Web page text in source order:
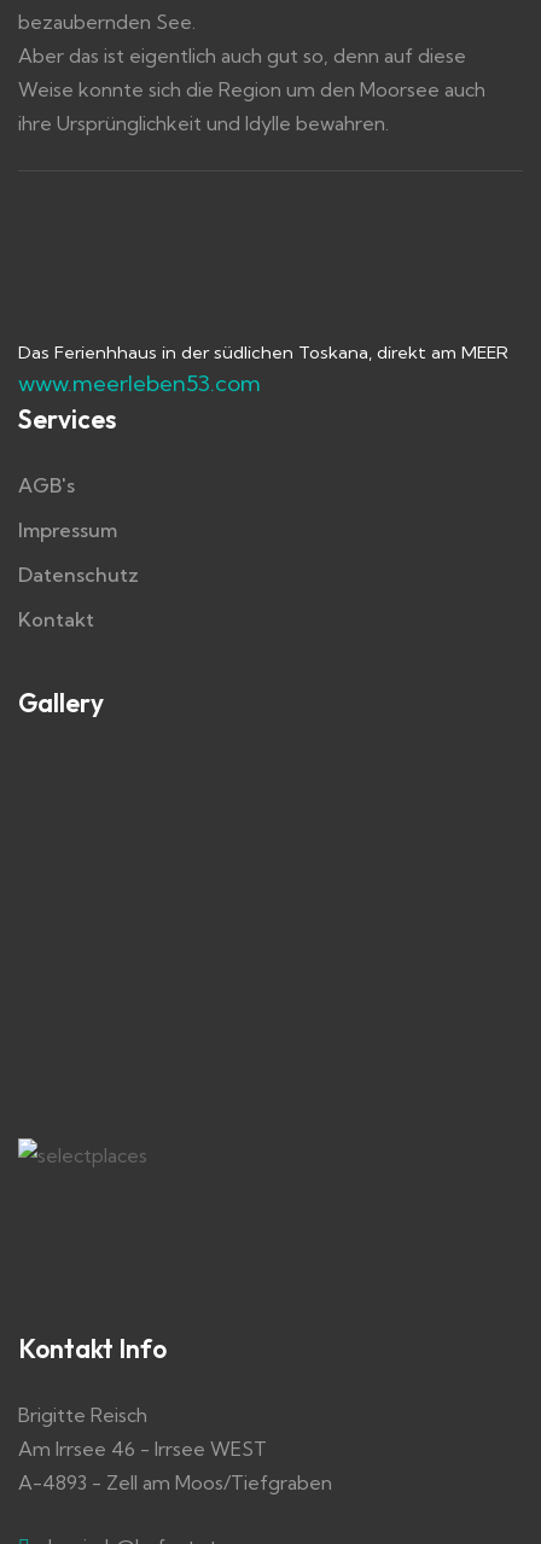
bezaubernden See.
Aber das ist eigentlich auch gut so, denn auf diese
Weise konnte sich die Region um den Moorsee auch
ihre Ursprünglichkeit und Idylle bewahren.
Das Ferienhhaus in der südlichen Toskana, direkt am MEER
www.meerleben53.com
Services
AGB's
Impressum
Datenschutz
Kontakt
Gallery
Kontakt Info
Brigitte Reisch
Am Irrsee 46 - Irrsee WEST
A-4893 - Zell am Moos/Tiefgraben